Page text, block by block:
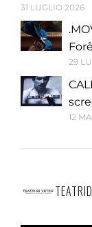
31 LUGLIO 2026
29
12